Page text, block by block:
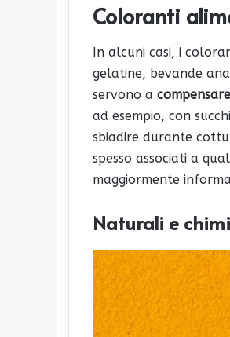
Coloranti
In alcuni casi, i
gelatine, bevande
servono a
ad esempio, con
sbiadire durante
spesso associati a
maggiormente
Naturali e